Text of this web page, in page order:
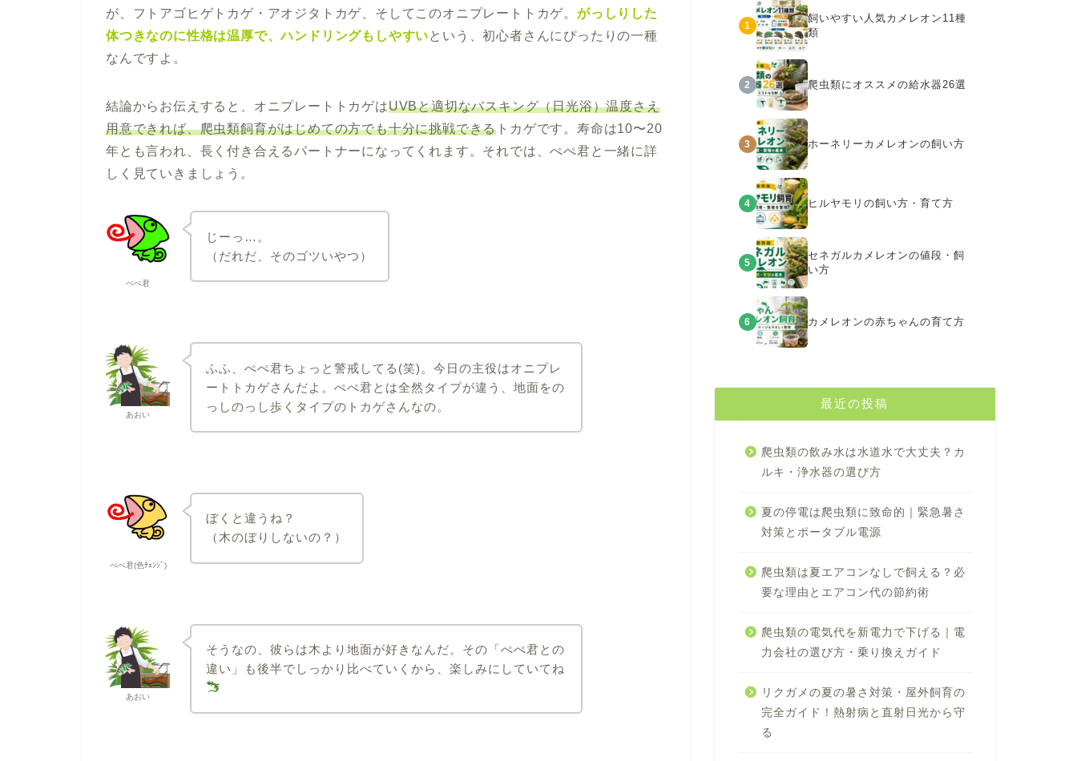
が、フトアゴヒゲトカゲ・アオジタトカゲ、そしてこのオニプレートトカゲ。 がっしりした
体つきなのに性格は温厚で、ハンドリングもしやすいという、初心者さんにぴったりの一種
なんですよ。
結論からお伝えすると、オニプレートトカゲはUVBと適切なバスキング（日光浴）温度さえ
用意できれば、爬虫類飼育がはじめての方でも十分に挑戦できる トカゲです。寿命は10〜20
年とも言われ、長く付き合えるパートナーになってくれます。それでは、ぺぺ君と一緒に詳
しく見ていきましょう。
ぺぺ君
じーっ…。
（だれだ、そのゴツいやつ）
あおい
ふふ、ぺぺ君ちょっと警戒してる(笑)。今日の主役はオニプレ
ートトカゲさんだよ。ぺぺ君とは全然タイプが違う、地面をの
っしのっし歩くタイプのトカゲさんなの。
ぺぺ君(色ﾁｪﾝｼﾞ)
ぼくと違うね？
（木のぼりしないの？）
あおい
そうなの、彼らは木より地面が好きなんだ。その「ぺぺ君との
違い」も後半でしっかり比べていくから、楽しみにしていてね
1
飼いやすい人気カメレオン11種
類
2 爬虫類にオススメの給水器26選
3 ホーネリーカメレオンの飼い方
4 ヒルヤモリの飼い方・育て方
5
セネガルカメレオンの値段・飼
い方
6 カメレオンの赤ちゃんの育て方
最近の投稿
爬虫類の飲み水は水道水で大丈夫？カ
ルキ・浄水器の選び方
夏の停電は爬虫類に致命的｜緊急暑さ
対策とポータブル電源
爬虫類は夏エアコンなしで飼える？必
要な理由とエアコン代の節約術
爬虫類の電気代を新電力で下げる｜電
力会社の選び方・乗り換えガイド
リクガメの夏の暑さ対策・屋外飼育の
完全ガイド！熱射病と直射日光から守
る